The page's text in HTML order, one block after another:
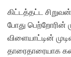
கிட்டத்தட்ட
போது பெற்றோரின்
விளையாட்டின்
தாரைதாரையாக